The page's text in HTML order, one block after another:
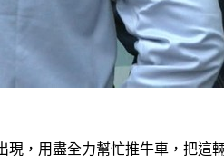
，用盡全力幫忙推牛車，把這